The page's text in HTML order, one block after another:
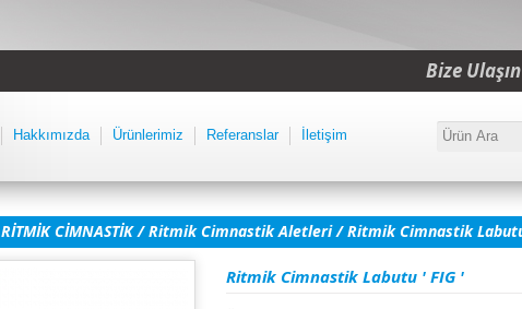
Bize
Hakkımızda Ürünlerimiz Referanslar İletişim
RİTMİK CİMNASTİK/Ritmik Cimnastik Aletleri/ Ritmik Cimnastik
Ritmik Cimnastik Labutu ' FIG '